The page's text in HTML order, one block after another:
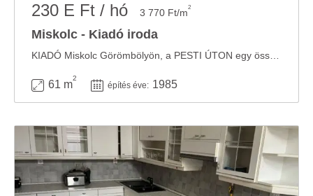
230 E Ft / hó 3 770 Ft/m2
Miskolc - Kiadó iroda
61 m
2
építés éve: 1985